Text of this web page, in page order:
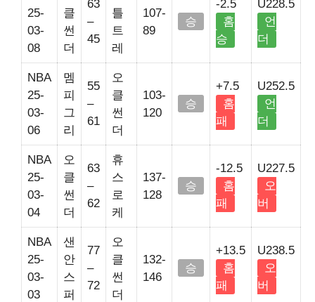
25-
03-
08
클
썬
더
63
–
45
틀
트
레
107-
89
승
-2.5
홈
승
U228.5
언
더
NBA
25-
03-
06
멤
피
그
리
55
–
61
오
클
썬
더
103-
120
승
+7.5
홈
패
U252.5
언
더
NBA
25-
03-
04
오
클
썬
더
63
–
62
휴
스
로
케
137-
128
승
-12.5
홈
패
U227.5
오
버
NBA
25-
03-
03
샌
안
스
퍼
77
–
72
오
클
썬
더
132-
146
승
+13.5
홈
패
U238.5
오
버